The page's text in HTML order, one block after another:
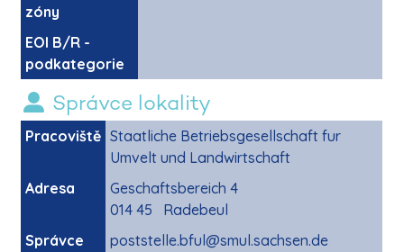
zóny
EOI B/R -
podkategorie
Správce lokality
Pracoviště Staatliche Betriebsgesellschaft fur
Umvelt und Landwirtschaft
Adresa
Geschaftsbereich 4
014 45 Radebeul
Správce
poststelle.bful@smul.sachsen.de